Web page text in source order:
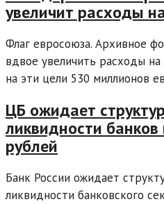
увеличит расходы
Флаг евросоюза. Архивное
вдвое увеличить расходы
на эти цели 530 миллионов
ЦБ ожидает
ликвидности
рублей
Банк России ожидает
ликвидности банковского